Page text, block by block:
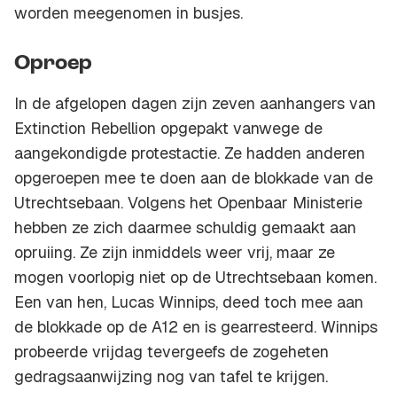
worden meegenomen in busjes.
Oproep
In de afgelopen dagen zijn zeven aanhangers van
Extinction Rebellion opgepakt vanwege de
aangekondigde protestactie. Ze hadden anderen
opgeroepen mee te doen aan de blokkade van de
Utrechtsebaan. Volgens het Openbaar Ministerie
hebben ze zich daarmee schuldig gemaakt aan
opruiing. Ze zijn inmiddels weer vrij, maar ze
mogen voorlopig niet op de Utrechtsebaan komen.
Een van hen, Lucas Winnips, deed toch mee aan
de blokkade op de A12 en is gearresteerd. Winnips
probeerde vrijdag tevergeefs de zogeheten
gedragsaanwijzing nog van tafel te krijgen.